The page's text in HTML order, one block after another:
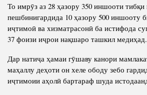
То имрӯз аз 28 ҳазору 350 иншооти
пешбинигардида 10 ҳазору 500 иншооту
иҷтимоӣ ва хизматрасонӣ ба истифода
37 фоизи иҷрои нақшаро ташкил медиҳад.
Дар натиҷа ҳамаи гӯшаву канори
маҳаллу деҳоти он хеле ободу зебо
иҷтимоии аҳолӣ бартараф шуда